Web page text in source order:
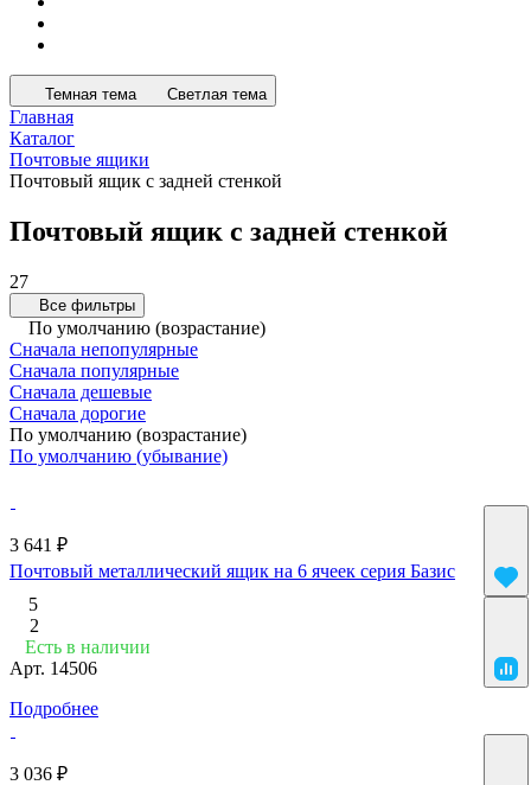
Темная тема Светлая тема
Главная
Каталог
Почтовые ящики
Почтовый ящик с задней стенкой
Почтовый ящик с задней стенкой
27
Все фильтры
По умолчанию (возрастание)
Сначала непопулярные
Сначала популярные
Сначала дешевые
Сначала дорогие
По умолчанию (возрастание)
По умолчанию (убывание)
3 641 ₽
Почтовый металлический ящик на 6 ячеек серия Базис
5
2
Есть в наличии
Арт. 14506
Подробнее
3 036 ₽